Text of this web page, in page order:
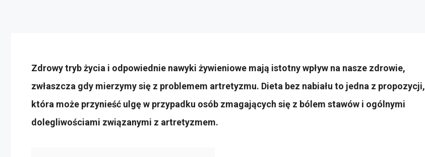
Zdrowy tryb życia i odpowiednie nawyki żywieniowe mają istotny wpływ na nasze zdrowie,
zwłaszcza gdy mierzymy się z problemem artretyzmu. Dieta bez nabiału to jedna z propozycji,
która może przynieść ulgę w przypadku osób zmagających się z bólem stawów i ogólnymi
dolegliwościami związanymi z artretyzmem.